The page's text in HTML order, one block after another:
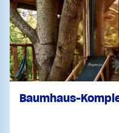
Baumhaus-